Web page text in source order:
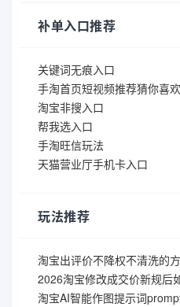
补单入口推荐
关键词无痕入口
手淘首页短视频推荐猜你喜
淘宝非搜入口
帮我选入口
手淘旺信玩法
天猫营业厅手机卡入口
玩法推荐
淘宝出评价不降权不清洗的
2026淘宝修改成交价新规后
淘宝AI智能作图提示词